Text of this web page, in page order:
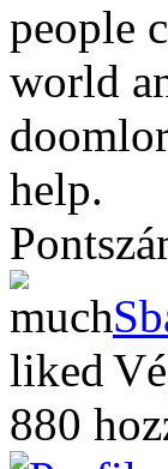
people
world
help.
880